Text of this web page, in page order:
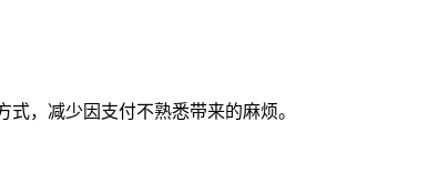
，减少因支付不熟悉带来的麻烦。